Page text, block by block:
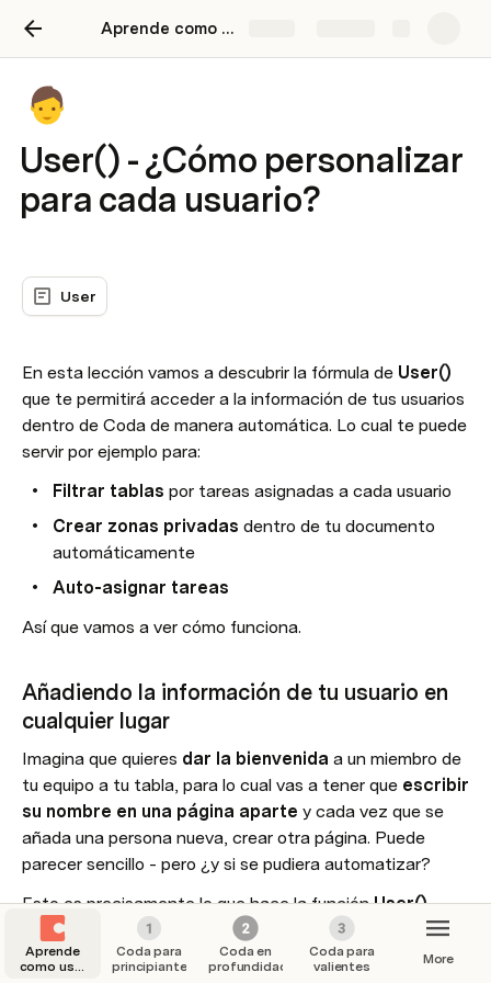
Aprende como usar Coda
User() - ¿Cómo personalizar
para cada usuario?
User
En esta lección vamos a descubrir la fórmula de
que te permitirá acceder a la información de tus usuarios
dentro de Coda de manera automática. Lo cual te puede
servir por ejemplo para:
Filtrar tablas por tareas asignadas a cada usuario
Crear zonas privadas dentro de tu documento
automáticamente
Auto-asignar tareas
Así que vamos a ver cómo funciona.
Añadiendo la información de tu usuario en
cualquier lugar
Imagina que quieres dar la bienvenida a un miembro de
tu equipo a tu tabla, para lo cual vas a tener que escribir
su nombre en una página aparte y cada vez que se
añada una persona nueva, crear otra página. Puede
parecer sencillo - pero ¿y si se pudiera automatizar?
Esto es precisamente lo que hace la función
User(),
acceder a la información de quién es el usuario que está
ahora mismo Loggeado.
Aprende
como usar
Coda para
principiantes
Coda en
profundidad
Coda para
valientes
More